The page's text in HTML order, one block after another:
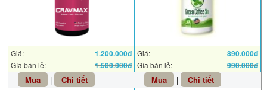
Giá: 1.200.000đ
Gía bán lẻ: 1.500.000đ
Mua | Chi tiết
Giá: 890.000đ
Gía bán lẻ: 990.000đ
Mua | Chi tiết